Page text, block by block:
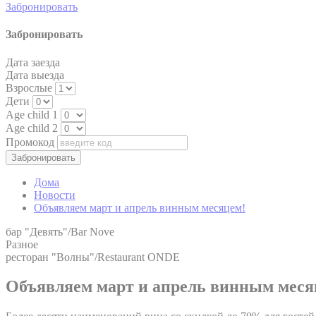
Забронировать
Забронировать
Дата заезда
Дата выезда
Взрослые
Дети
Age child 1
Age child 2
Промокод
Дома
Новости
Объявляем март и апрель винным месяцем!
бар "Девять"/Bar Nove
Разное
ресторан "Волны"/Restaurant ONDE
Объявляем март и апрель винным